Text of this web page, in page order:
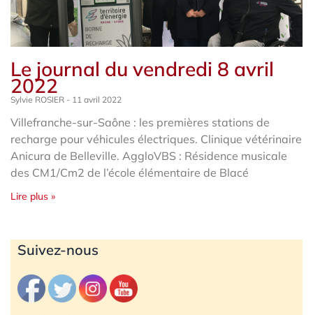
Le journal du vendredi 8 avril
2022
Sylvie ROSIER 11 avril 2022
Villefranche-sur-Saône : les premières stations de
recharge pour véhicules électriques. Clinique vétérinaire
Anicura de Belleville. AggloVBS : Résidence musicale
des CM1/Cm2 de l’école élémentaire de Blacé
Lire plus »
Suivez-nous
Archives